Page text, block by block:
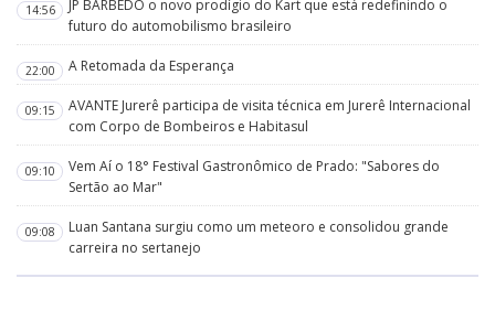
14:56
JP BARBEDO o novo prodígio do Kart que está redefinindo o
futuro do automobilismo brasileiro
22:00 A Retomada da Esperança
09:15
AVANTE Jurerê participa de visita técnica em Jurerê Internacional
com Corpo de Bombeiros e Habitasul
09:10
Vem Aí o 18° Festival Gastronômico de Prado: "Sabores do
Sertão ao Mar"
09:08
Luan Santana surgiu como um meteoro e consolidou grande
carreira no sertanejo